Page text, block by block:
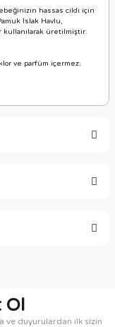
hassas cildi için
Islak Havlu,
kullanılarak üretilmiştir.
ve parfüm içermez.
Ol
ve duyurulardan ilk sizin